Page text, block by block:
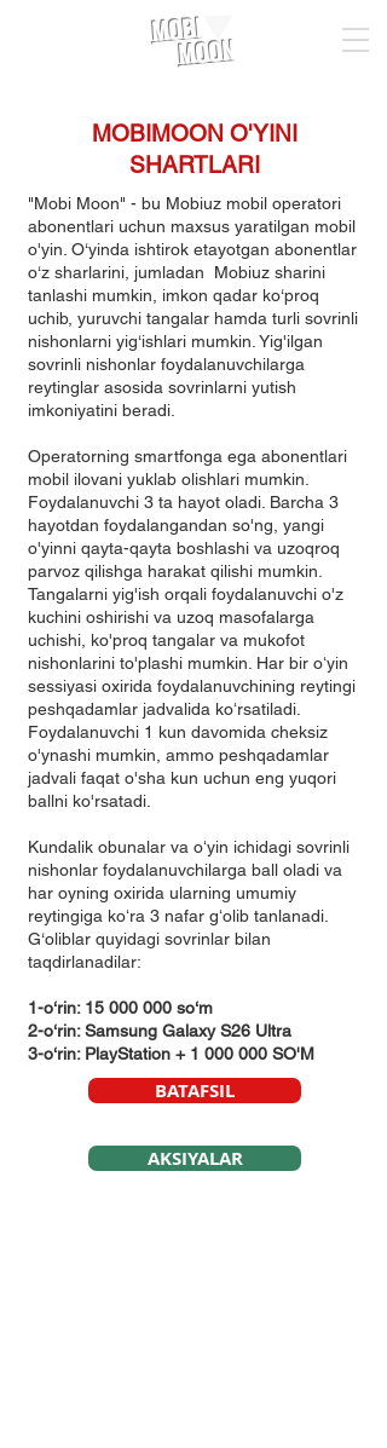
MOBI
MOON
MOBIMOON O'YINI
SHARTLARI
"Mobi Moon" - bu Mobiuz mobil operatori
abonentlari uchun maxsus yaratilgan mobil
o'yin. O‘yinda ishtirok etayotgan abonentlar
o‘z sharlarini, jumladan Mobiuz sharini
tanlashi mumkin, imkon qadar ko‘proq
uchib, yuruvchi tangalar hamda turli sovrinli
nishonlarni yig‘ishlari mumkin. Yig'ilgan
sovrinli nishonlar foydalanuvchilarga
reytinglar asosida sovrinlarni yutish
imkoniyatini beradi.
Operatorning smartfonga ega abonentlari
mobil ilovani yuklab olishlari mumkin. ​
Foydalanuvchi 3 ta hayot oladi. Barcha 3
hayotdan foydalangandan so'ng, yangi
o'yinni qayta-qayta boshlashi va uzoqroq
parvoz qilishga harakat qilishi mumkin.
Tangalarni yig'ish orqali foydalanuvchi o'z
kuchini oshirishi va uzoq masofalarga
uchishi, ko'proq tangalar va mukofot
nishonlarini to'plashi mumkin. Har bir oʻyin
sessiyasi oxirida foydalanuvchining reytingi
peshqadamlar jadvalida koʻrsatiladi.
Foydalanuvchi 1 kun davomida cheksiz
o'ynashi mumkin, ammo peshqadamlar
jadvali faqat o'sha kun uchun eng yuqori
ballni ko'rsatadi.
Kundalik obunalar va oʻyin ichidagi sovrinli
nishonlar foydalanuvchilarga ball oladi va
har oyning oxirida ularning umumiy
reytingiga koʻra 3 nafar gʻolib tanlanadi. ​​​​​​​​​​​​​​​​​​​​​​​​​​​​​
G‘oliblar quyidagi sovrinlar bilan
taqdirlanadilar:
1-o‘rin: 15 000 000 so‘m
2-o‘rin: Samsung Galaxy S26 Ultra
3-o‘rin: PlayStation + 1 000 000 SO'M
BATAFSIL
AKSIYALAR